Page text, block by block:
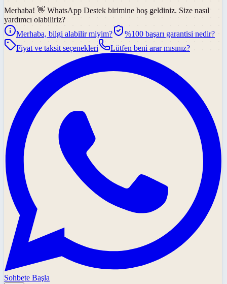
Merhaba! 👋 WhatsApp Destek birimine hoş geldiniz. Size nasıl
yardımcı olabiliriz?
Merhaba, bilgi alabilir miyim?
%100 başarı garantisi nedir?
Fiyat ve taksit seçenekleri
Lütfen beni arar mısınız?
Sohbete Başla